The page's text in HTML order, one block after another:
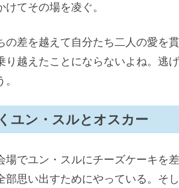
けてその場を凌ぐ。
の差を越えて自分たち二人の愛を
り越えたことにならないよね。逃
ユン・スルとオスカー
場でユン・スルにチーズケーキを
部思い出すためにやっている。そ